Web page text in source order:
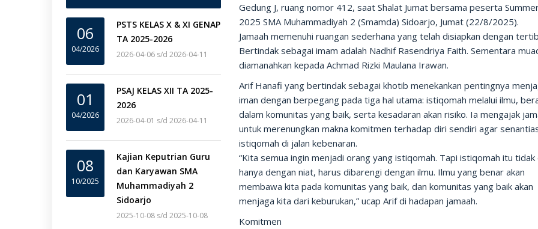
06
04/2026
PSTS KELAS X & XI GENAP
TA 2025-2026
2026-04-06 s/d 2026-04-11
01
04/2026
PSAJ KELAS XII TA 2025-
2026
2026-04-01 s/d 2026-04-11
08
10/2025
Kajian Keputrian Guru
dan Karyawan SMA
Muhammadiyah 2
Sidoarjo
2025-10-08 s/d 2025-10-08
Gedung J, ruang nomor 412, saat Shalat Jumat bersama peserta
2025 SMA Muhammadiyah 2 (Smamda) Sidoarjo, Jumat (22/8/2025).
Jamaah memenuhi ruangan sederhana yang telah disiapkan dengan
Bertindak sebagai imam adalah Nadhif Rasendriya Faith. Sementara
diamanahkan kepada Achmad Rizki Maulana Irawan.
Arif Hanafi yang bertindak sebagai khotib menekankan pentingnya
iman dengan berpegang pada tiga hal utama: istiqomah melalui ilmu,
dalam komunitas yang baik, serta kesadaran akan risiko. Ia mengajak
untuk merenungkan makna komitmen terhadap diri sendiri agar
istiqomah di jalan kebenaran.
“Kita semua ingin menjadi orang yang istiqomah. Tapi istiqomah itu tidak
hanya dengan niat, harus dibarengi dengan ilmu. Ilmu yang benar akan
membawa kita pada komunitas yang baik, dan komunitas yang baik akan
menjaga kita dari keburukan,” ucap Arif di hadapan jamaah.
Komitmen